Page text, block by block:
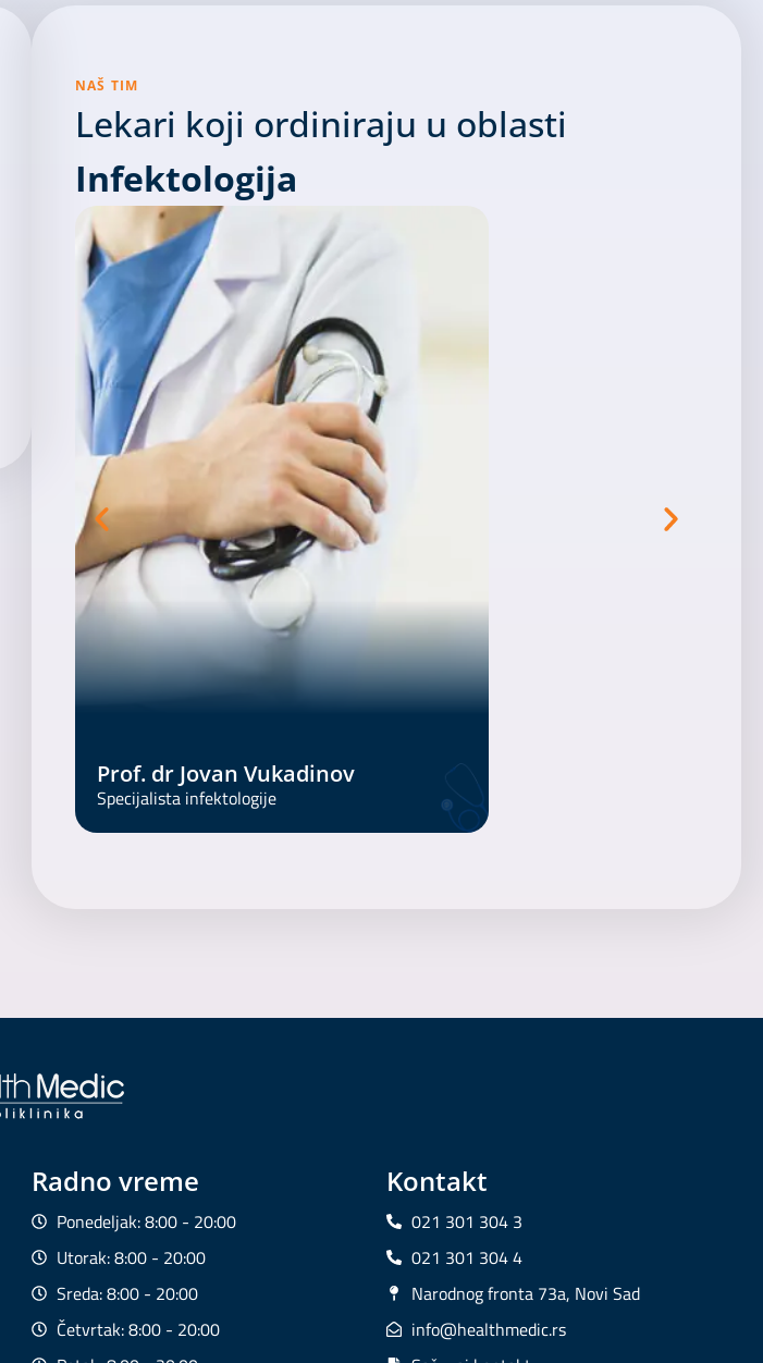
Kontrolni pregled infektologa
Ova usluga omogućava lekaru da se upozna sa trenutnim stanjem Vašeg zdravlja
nakon početnog lečenja ili dijagnoze.
NAŠ TIM
Lekari koji ordiniraju u oblasti
Infektologija
Prof. dr Jovan Vukadinov
Specijalista infektologije
Radno vreme
Ponedeljak: 8:00 - 20:00
Utorak: 8:00 - 20:00
Sreda: 8:00 - 20:00
Četvrtak: 8:00 - 20:00
Kontakt
021 301 304 3
021 301 304 4
Narodnog fronta 73a, Novi Sad
info@healthmedic.rs